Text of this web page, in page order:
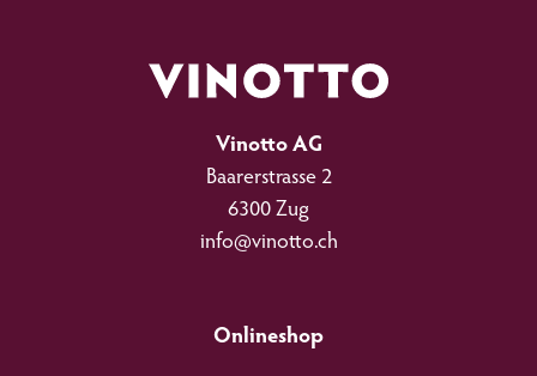
Vinotto AG
Baarerstrasse 2
6300 Zug
info@vinotto.ch
Onlineshop